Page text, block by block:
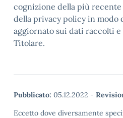
cognizione della più
della privacy policy in modo
aggiornato sui dati raccolti e
Titolare.
Pubblicato: 05.12.2022 -
Eccetto dove diversamente